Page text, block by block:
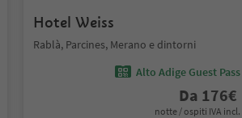
Hotel Weiss
Rablà, Parcines, Merano e dintorni
Alto Adige Guest Pass
Da 176€
notte / ospiti IVA incl.